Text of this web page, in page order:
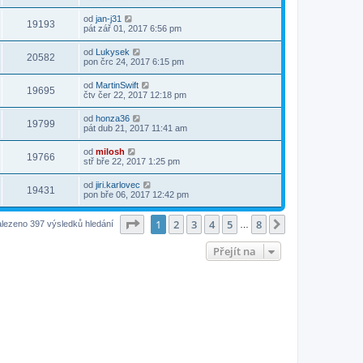
19193 od jan-j31
pát zář 01, 2017 6:56 pm
20582 od Lukysek
pon črc 24, 2017 6:15 pm
19695 od MartinSwift
čtv čer 22, 2017 12:18 pm
19799 od honza36
pát dub 21, 2017 11:41 am
19766 od milosh
stř bře 22, 2017 1:25 pm
19431 od jiri.karlovec
pon bře 06, 2017 12:42 pm
397 výsledků hledání Stránka z
1 2 3 4 5 8
Přejít na